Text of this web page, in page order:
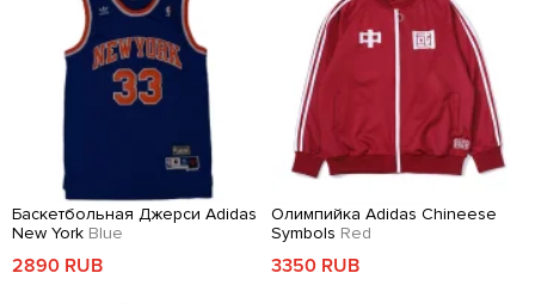
Баскетбольная Джерси Adidas
New York Blue
2890 RUB
Олимпийка Adidas Chineese
Symbols Red
3350 RUB